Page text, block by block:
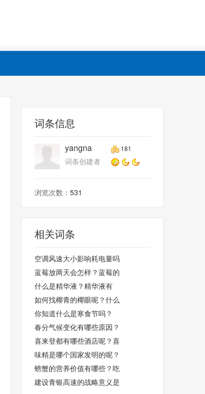
词条信息
yangna 181
词条创建者
浏览次数： 531
相关词条
空调风速大小影响耗电量吗
蓝莓放两天会怎样？蓝莓的
什么是精华液？精华液有
如何找椰青的椰眼呢？什么
你知道什么是寒食节吗？
春分气候变化有哪些原因？
喜来登都有哪些酒店呢？喜
味精是哪个国家发明的呢？
螃蟹的营养价值有哪些？吃
建设青银高速的战略意义是